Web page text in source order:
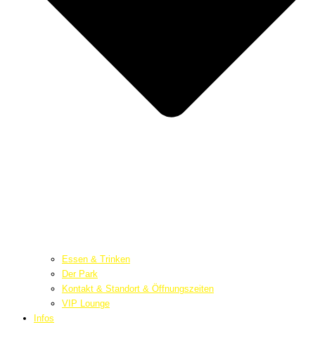
Essen & Trinken
Der Park
Kontakt & Standort & Öffnungszeiten
VIP Lounge
Infos